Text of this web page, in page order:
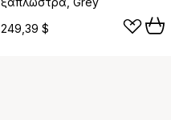
249,39 $